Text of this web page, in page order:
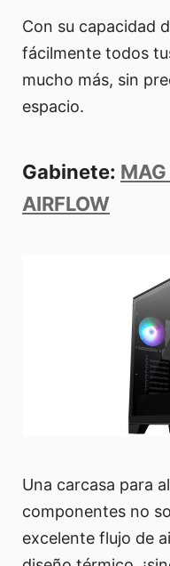
Con su capacidad
fácilmente todos
mucho más, sin
espacio.
Gabinete:
AIRFLOW
Una carcasa para
componentes no
excelente flujo de